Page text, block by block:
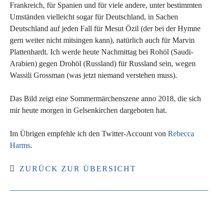
Frankreich, für Spanien und für viele andere, unter bestimmten
Umständen vielleicht sogar für Deutschland, in Sachen
Deutschland auf jeden Fall für Mesut Özil (der bei der Hymne
gern weiter nicht mitsingen kann), natürlich auch für Marvin
Plattenhardt. Ich werde heute Nachmittag bei Rohöl (Saudi-
Arabien) gegen Drohöl (Russland) für Russland sein, wegen
Wassili Grossman (was jetzt niemand verstehen muss).
Das Bild zeigt eine Sommermärchenszene anno 2018, die sich
mir heute morgen in Gelsenkirchen dargeboten hat.
Im Übrigen empfehle ich den Twitter-Account von Rebecca
Harms.
ZURÜCK ZUR ÜBERSICHT